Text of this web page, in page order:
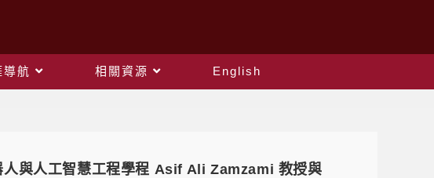
導航 相關資源 English
與人工智慧工程學程 Asif Ali Zamzami 教授與